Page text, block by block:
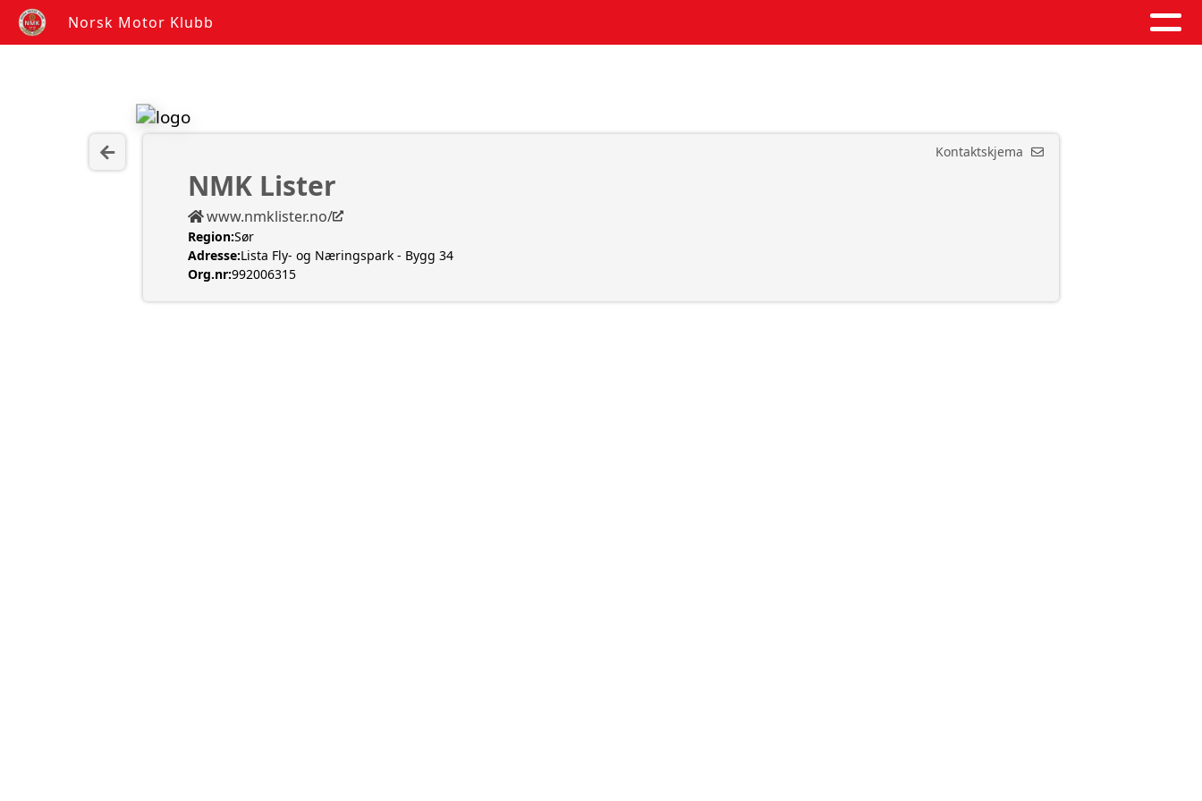
Norsk Motor Klubb
Kontaktskjema
NMK Lister
www.nmklister.no/
Region:Sør
Adresse:Lista Fly- og Næringspark - Bygg 34
Org.nr:992006315